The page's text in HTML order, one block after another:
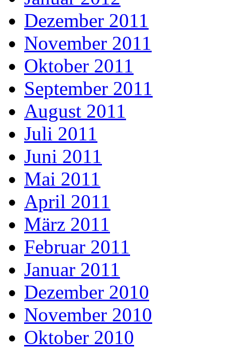
Dezember 2011
November 2011
Oktober 2011
September 2011
August 2011
Juli 2011
Juni 2011
Mai 2011
April 2011
März 2011
Februar 2011
Januar 2011
Dezember 2010
November 2010
Oktober 2010